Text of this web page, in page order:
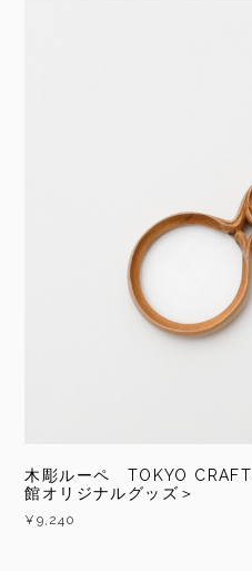
木彫ルーペ TOKYO
館オリジナルグッズ＞
¥9,240